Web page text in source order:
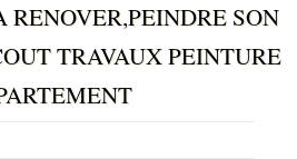
RENOVER,PEINDRE SON
TRAVAUX PEINTURE